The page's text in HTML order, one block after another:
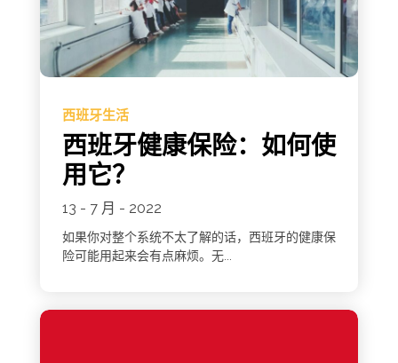
西班牙生活
西班牙健康保险：如何使
用它？
13 - 7 月 - 2022
如果你对整个系统不太了解的话，西班牙的健康保
险可能用起来会有点麻烦。无...